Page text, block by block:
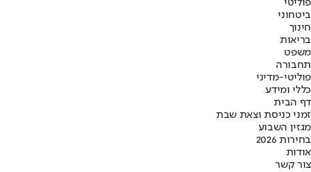
פוליטי
ביטחוני
חינוך
בריאות
משפט
תחבורה
פוליטי-מדיני
כללי ומידע
דף הבית
זמני כניסת וצאת שבת
מגזין השבוע
בחירות 2026
אודות
צור קשר